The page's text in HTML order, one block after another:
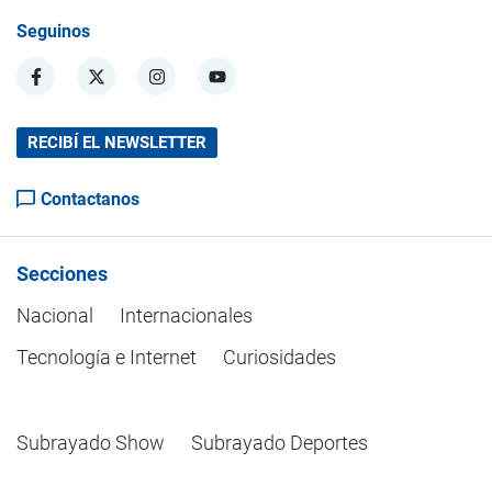
Seguinos
RECIBÍ EL NEWSLETTER
Contactanos
Secciones
Nacional
Internacionales
Tecnología e Internet
Curiosidades
Subrayado Show Subrayado Deportes